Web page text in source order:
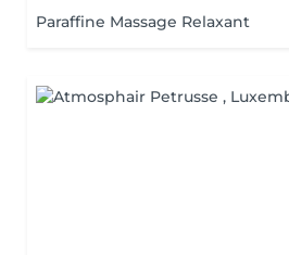
Paraffine Massage Relaxant